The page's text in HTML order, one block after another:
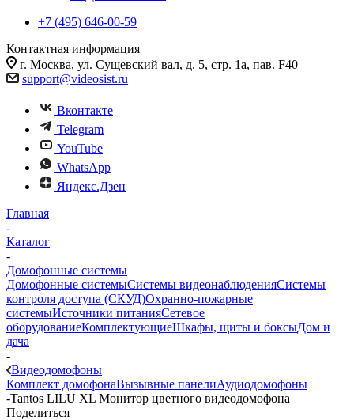
+7 (495) 646-00-59
Контактная информация
г. Москва, ул. Сущевский вал, д. 5, стр. 1а, пав. F40
support@videosist.ru
Вконтакте
Telegram
YouTube
WhatsApp
Яндекс.Дзен
Главная
-
Каталог
-
Домофонные системы
Домофонные системыСистемы видеонаблюденияСистемы
контроля доступа (СКУД)Охранно-пожарные
системыИсточники питанияСетевое
оборудованиеКомплектующиеШкафы, щиты и боксыДом и
дача
-
Видеодомофоны
Комплект домофонаВызывные панелиАудиодомофоны
-Tantos LILU XL Монитор цветного видеодомофона
Поделиться